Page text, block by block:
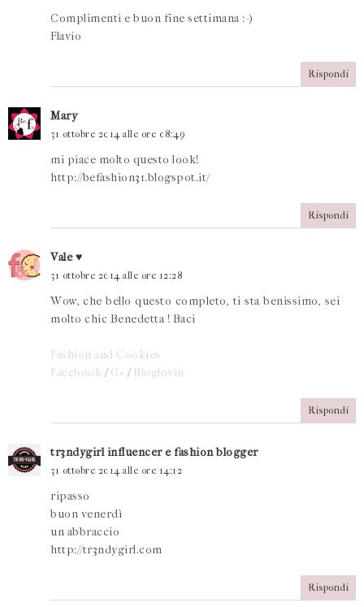
Complimenti e buon fine settimana :-)
Flavio
Rispondi
Mary
31 ottobre 2014 alle ore 08:49
mi piace molto questo look!
http://befashion31.blogspot.it/
Rispondi
Vale ♥
31 ottobre 2014 alle ore 12:28
Wow, che bello questo completo, ti sta benissimo, sei
molto chic Benedetta ! Baci
Fashion and Cookies
Facebook /G+ /Bloglovin
Rispondi
tr3ndygirl influencer e fashion blogger
31 ottobre 2014 alle ore 14:12
ripasso
buon venerdì
un abbraccio
http://tr3ndygirl.com
Rispondi